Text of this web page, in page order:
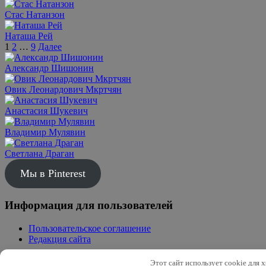
Стас Натанзон
Наташа Рей
Пагинация
записей
1 2 … 9 Далее
Александр Шишонин
Овик Леонардович Мкртчян
Анастасия Шукевич
Владимир Мулявин
Светлана Драган
Мы в Pinterest
Информация для пользователей
Пользовательское соглашение
Редакция сайта
Copyright © 2026 biogr | Использование материалов,
Этот сайт использует cookie для